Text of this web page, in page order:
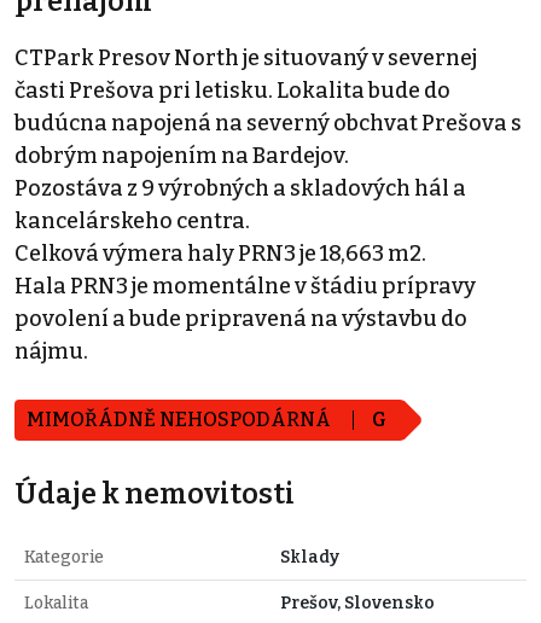
CTPark Presov North je situovaný v severnej
časti Prešova pri letisku. Lokalita bude do
budúcna napojená na severný obchvat Prešova s
dobrým napojením na Bardejov.
Pozostáva z 9 výrobných a skladových hál a
kancelárskeho centra.
Celková výmera haly PRN3 je 18,663 m2.
Hala PRN3 je momentálne v štádiu prípravy
povolení a bude pripravená na výstavbu do
nájmu.
MIMOŘÁDNĚ NEHOSPODÁRNÁ G
Údaje k nemovitosti
Kategorie Sklady
Lokalita Prešov, Slovensko